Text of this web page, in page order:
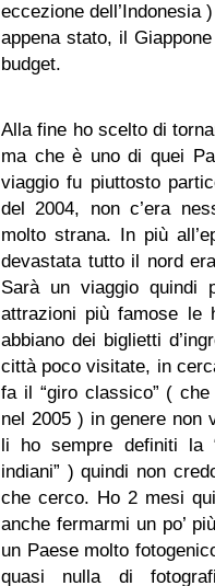
eccezione dell’Indonesia
appena stato, il
budget.
Alla fine ho scelto di
ma che è uno di quei
viaggio fu piuttosto
del 2004, non c’era
molto strana. In più
devastata tutto il nord
Sarà un viaggio quindi
attrazioni più famose le
abbiano dei biglietti
città poco visitate, in
fa il “giro classico” (
nel 2005 ) in genere non
li ho sempre definiti la
indiani” ) quindi non
che cerco. Ho 2 mesi
anche fermarmi un po’
un Paese molto
quasi nulla di